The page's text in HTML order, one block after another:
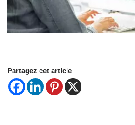
Partagez cet article